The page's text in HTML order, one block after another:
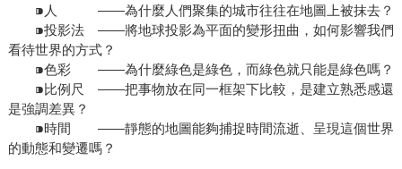
⁍人 ——為什麼人們聚集的城市往往在地圖上被抹去？
⁍投影法 ——將地球投影為平面的變形扭曲，如何影響我們
看待世界的方式？
⁍色彩 ——為什麼綠色是綠色，而綠色就只能是綠色嗎？
⁍比例尺 ——把事物放在同一框架下比較，是建立熟悉感還
是強調差異？
⁍時間 ——靜態的地圖能夠捕捉時間流逝、呈現這個世界
的動態和變遷嗎？